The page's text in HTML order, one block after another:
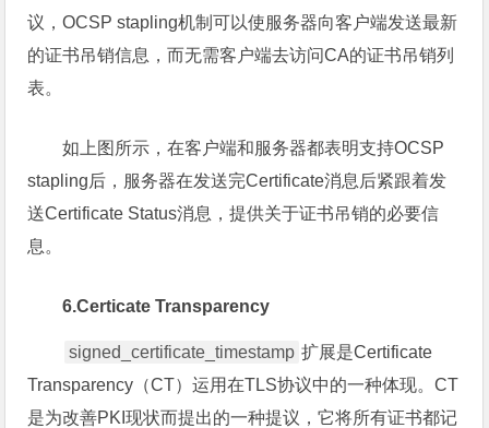
议，OCSP stapling机制可以使服务器向客户端发送最新
的证书吊销信息，而无需客户端去访问CA的证书吊销列
表。
如上图所示，在客户端和服务器都表明支持OCSP
stapling后，服务器在发送完Certificate消息后紧跟着发
送Certificate Status消息，提供关于证书吊销的必要信
息。
6.Certicate Transparency
signed_certificate_timestamp 扩展是Certificate
Transparency（CT）运用在TLS协议中的一种体现。CT
是为改善PKI现状而提出的一种提议，它将所有证书都记